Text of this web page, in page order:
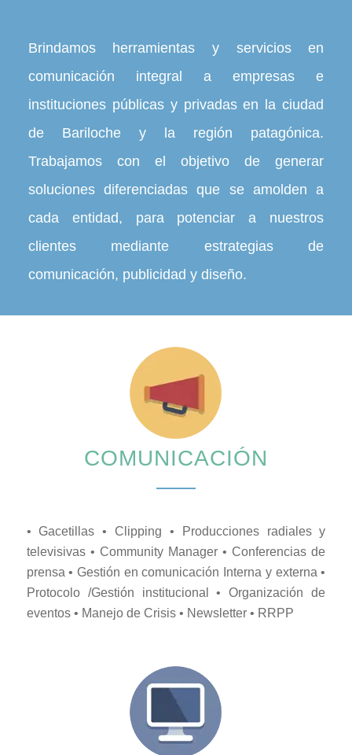
Brindamos herramientas y servicios en
comunicación integral a empresas e
instituciones públicas y privadas en la ciudad
de Bariloche y la región patagónica.
Trabajamos con el objetivo de generar
soluciones diferenciadas que se amolden a
cada entidad, para potenciar a nuestros
clientes mediante estrategias de
comunicación, publicidad y diseño.
COMUNICACIÓN
• Gacetillas • Clipping • Producciones radiales y
televisivas • Community Manager • Conferencias de
prensa • Gestión en comunicación Interna y externa •
Protocolo /Gestión institucional • Organización de
eventos • Manejo de Crisis • Newsletter • RRPP